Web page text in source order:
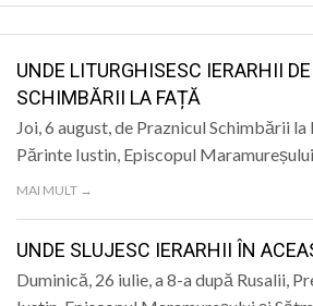
SANATATE
SPORT
SPECIAL
POLITIC
LIFE
UNDE LITURGHISESC IERARHII
SCHIMBĂRII LA FAȚĂ
Joi, 6 august, de Praznicul Schimbării
Părinte Iustin, Episcopul
MAI MULT →
UNDE SLUJESC IERARHII ÎN
Duminică, 26 iulie, a 8-a după Rusalii,